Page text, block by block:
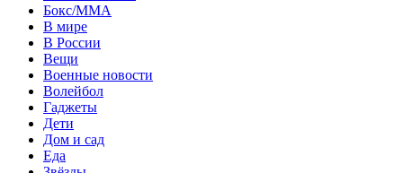
Бокс/MMA
В мире
В России
Вещи
Военные новости
Волейбол
Гаджеты
Дети
Дом и сад
Еда